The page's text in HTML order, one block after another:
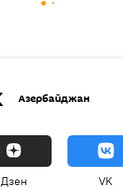
Азербайджан
Дзен VK